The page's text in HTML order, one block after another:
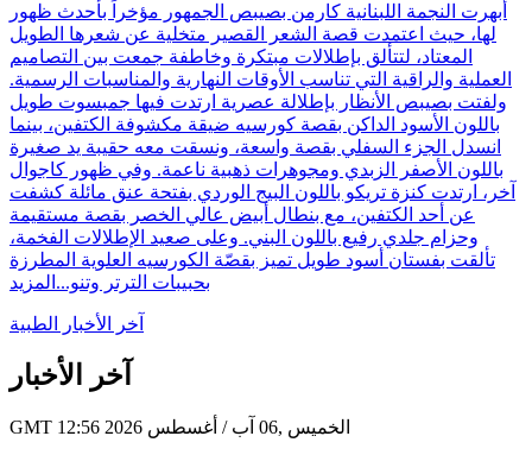
أبهرت النجمة اللبنانية كارمن بصيبص الجمهور مؤخراً بأحدث ظهور
لها، حيث اعتمدت قصة الشعر القصير متخلية عن شعرها الطويل
المعتاد، لتتألق بإطلالات مبتكرة وخاطفة جمعت بين التصاميم
العملية والراقية التي تناسب الأوقات النهارية والمناسبات الرسمية.
ولفتت بصيبص الأنظار بإطلالة عصرية ارتدت فيها جمبسوت طويل
باللون الأسود الداكن بقصة كورسيه ضيقة مكشوفة الكتفين، بينما
انسدل الجزء السفلي بقصة واسعة، ونسقت معه حقيبة يد صغيرة
باللون الأصفر الزبدي ومجوهرات ذهبية ناعمة. وفي ظهور كاجوال
آخر، ارتدت كنزة تريكو باللون البيج الوردي بفتحة عنق مائلة كشفت
عن أحد الكتفين، مع بنطال أبيض عالي الخصر بقصة مستقيمة
وحزام جلدي رفيع باللون البني. وعلى صعيد الإطلالات الفخمة،
تألقت بفستان أسود طويل تميز بقصّة الكورسيه العلوية المطرزة
بحبيبات الترتر وتنو... المزيد
آخر الأخبار الطبية
آخر الأخبار
GMT 12:56 2026 الخميس ,06 آب / أغسطس